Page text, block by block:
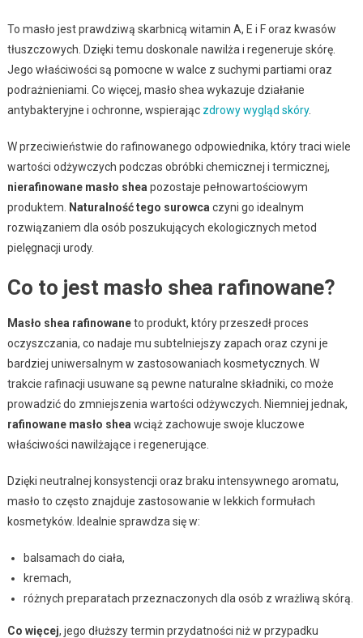
To masło jest prawdziwą skarbnicą witamin A, E i F oraz kwasów
tłuszczowych. Dzięki temu doskonale nawilża i regeneruje skórę.
Jego właściwości są pomocne w walce z suchymi partiami oraz
podrażnieniami. Co więcej, masło shea wykazuje działanie
antybakteryjne i ochronne, wspierając zdrowy wygląd skóry.
W przeciwieństwie do rafinowanego odpowiednika, który traci wiele
wartości odżywczych podczas obróbki chemicznej i termicznej,
nierafinowane masło shea pozostaje pełnowartościowym
produktem.
Naturalność tego surowca czyni go idealnym
rozwiązaniem dla osób poszukujących ekologicznych metod
pielęgnacji urody.
Co to jest masło shea rafinowane?
Masło shea rafinowaneto produkt, który przeszedł proces
oczyszczania, co nadaje mu subtelniejszy zapach oraz czyni je
bardziej uniwersalnym w zastosowaniach kosmetycznych. W
trakcie rafinacji usuwane są pewne naturalne składniki, co może
prowadzić do zmniejszenia wartości odżywczych. Niemniej jednak,
rafinowane masło shea wciąż zachowuje swoje kluczowe
właściwości nawilżające i regenerujące.
Dzięki neutralnej konsystencji oraz braku intensywnego aromatu,
masło to często znajduje zastosowanie w lekkich formułach
kosmetyków. Idealnie sprawdza się w:
balsamach do ciała,
kremach,
różnych preparatach przeznaczonych dla osób z wrażliwą skórą.
Co więcej, jego dłuższy termin przydatności niż w przypadku